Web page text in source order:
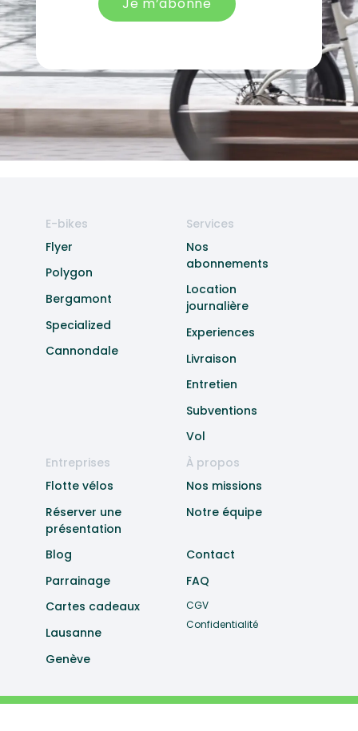
E-bikes
Flyer
Polygon
Bergamont
Specialized
Cannondale
Services
Nos
abonnements
Location
journalière
Experiences
Livraison
Entretien
Subventions
Vol
Entreprises
Flotte vélos
Réserver une
présentation
À propos
Nos missions
Notre équipe
Blog
Parrainage
Cartes cadeaux
Lausanne
Genève
Contact
FAQ
CGV
Confidentialité